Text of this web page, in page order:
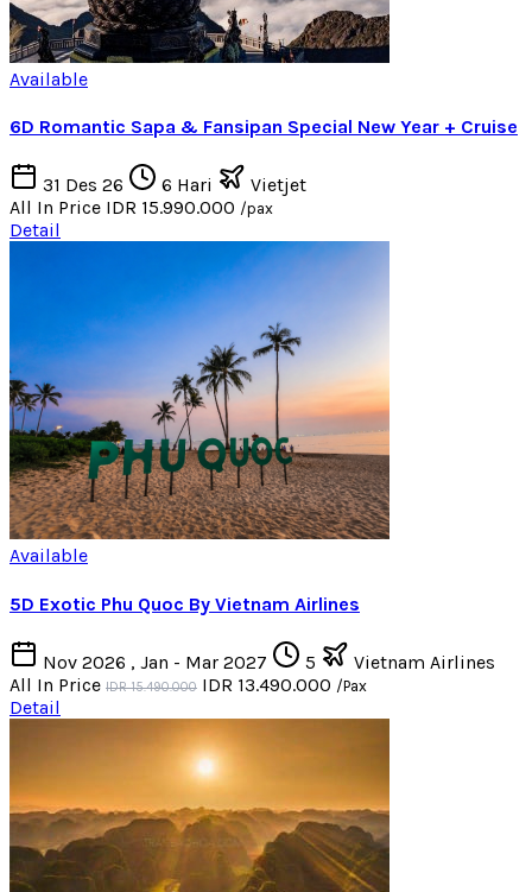
Available
6D Romantic Sapa & Fansipan Special New Year + Cruise
31 Des 26 6 Hari
Vietjet
All In Price IDR 15.990.000 /pax
Detail
Available
5D Exotic Phu Quoc By Vietnam Airlines
Nov 2026 , Jan - Mar 2027 5
Vietnam Airlines
All In Price IDR 15.490.000 IDR 13.490.000 /Pax
Detail